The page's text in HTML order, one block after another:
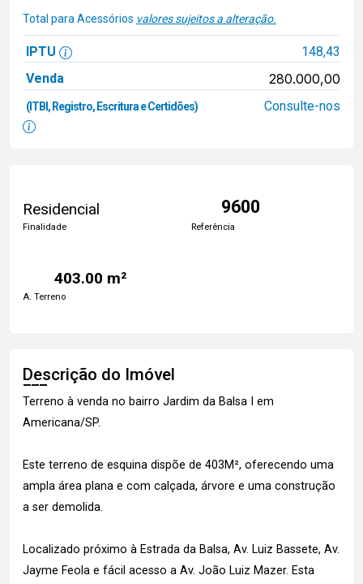
Total para Acessórios valores sujeitos a alteração.
IPTU
148,43
Venda
280.000,00
(ITBI, Registro, Escritura e Certidões) Consulte-nos
Residencial
Finalidade
9600
Referência
403.00 m²
A. Terreno
Descrição do Imóvel
Terreno à venda no bairro Jardim da Balsa I em
Americana/SP.
Este terreno de esquina dispõe de 403M², oferecendo uma
ampla área plana e com calçada, árvore e uma construção
a ser demolida.
Localizado próximo à Estrada da Balsa, Av. Luiz Bassete, Av.
Jayme Feola e fácil acesso a Av. João Luiz Mazer. Esta